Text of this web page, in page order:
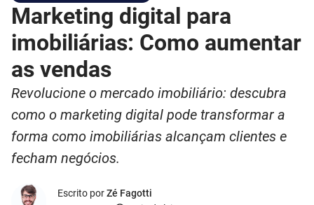
Marketing digital para
imobiliárias: Como aumentar
as vendas
Revolucione o mercado imobiliário: descubra
como o marketing digital pode transformar a
forma como imobiliárias alcançam clientes e
fecham negócios.
Escrito porZé Fagotti